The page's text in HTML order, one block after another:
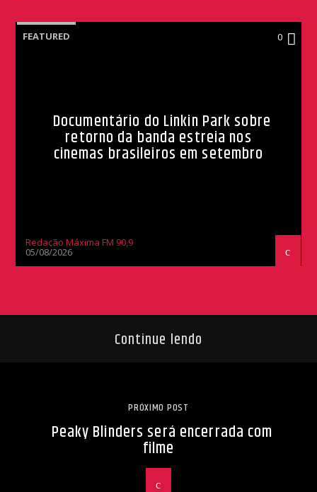
FEATURED 0
Documentário do Linkin Park sobre
retorno da banda estreia nos
cinemas brasileiros em setembro
Redação Máxima FM 90,9
05/08/2026
Continue lendo
PRÓXIMO POST
Peaky Blinders será encerrada com
filme